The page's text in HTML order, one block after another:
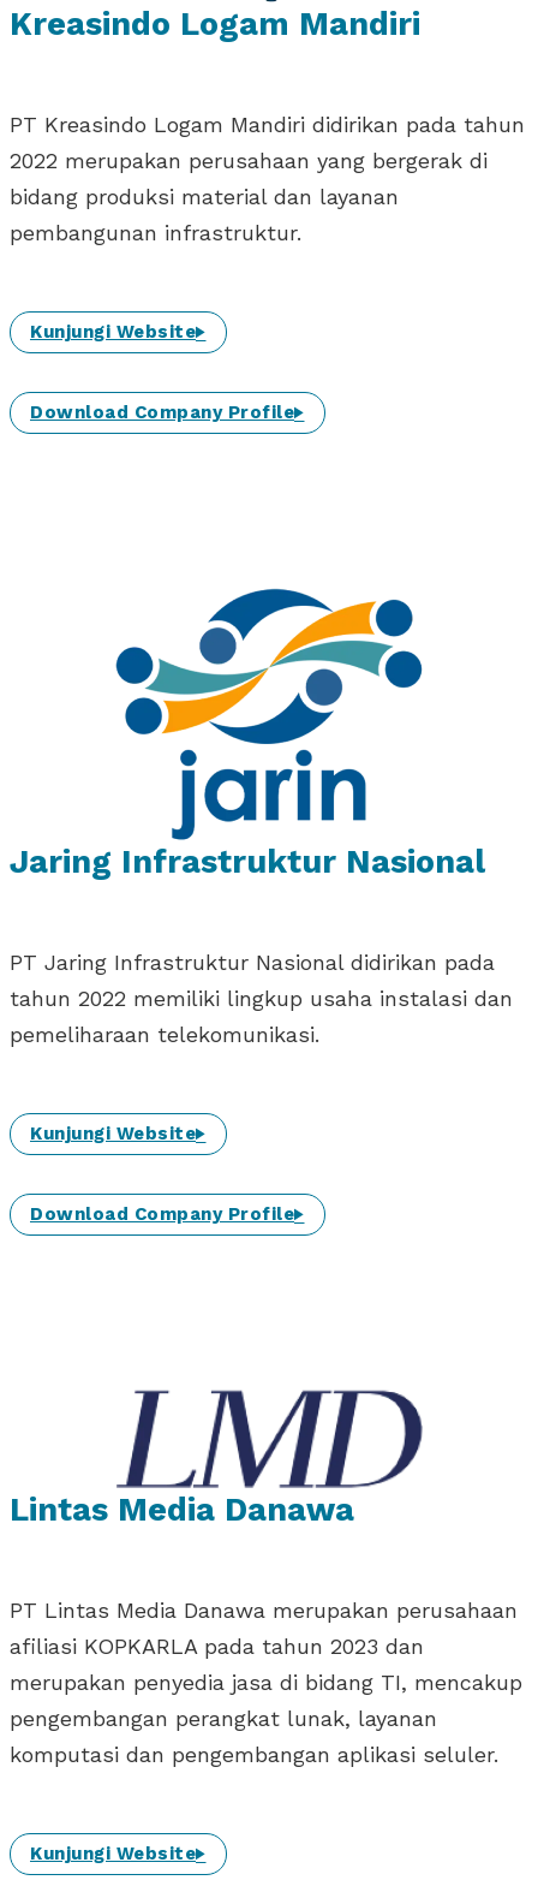
Kreasindo Logam Mandiri
PT Kreasindo Logam Mandiri didirikan pada tahun
2022 merupakan perusahaan yang bergerak di
bidang produksi material dan layanan
pembangunan infrastruktur.
Kunjungi Website
Download Company Profile
Jaring Infrastruktur Nasional
PT Jaring Infrastruktur Nasional didirikan pada
tahun 2022 memiliki lingkup usaha instalasi dan
pemeliharaan telekomunikasi.
Kunjungi Website
Download Company Profile
Lintas Media Danawa
PT Lintas Media Danawa merupakan perusahaan
afiliasi KOPKARLA pada tahun 2023 dan
merupakan penyedia jasa di bidang TI, mencakup
pengembangan perangkat lunak, layanan
komputasi dan pengembangan aplikasi seluler.
Kunjungi Website